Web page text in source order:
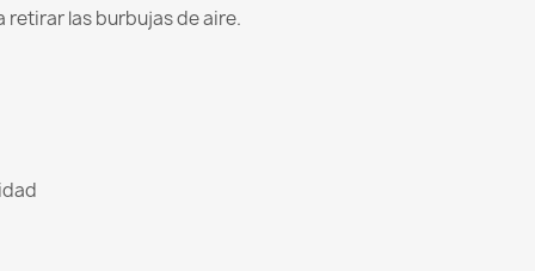
retirar las burbujas de aire.